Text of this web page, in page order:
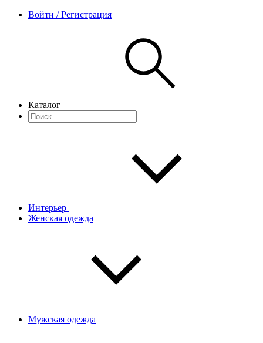
Войти / Регистрация
Каталог
Интерьер
Женская одежда
Мужская одежда